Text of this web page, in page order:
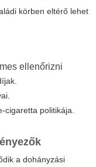
körben eltérő lehet
ellenőrizni
cigaretta politikája.
a dohányzási